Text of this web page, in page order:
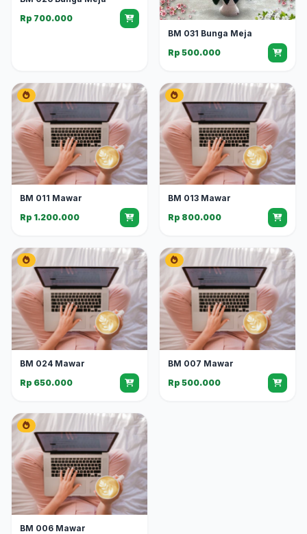
Rp 700.000
BM 031 Bunga Meja
Rp 500.000
BM 011 Mawar
Rp 1.200.000
BM 013 Mawar
Rp 800.000
BM 024 Mawar
Rp 650.000
BM 007 Mawar
Rp 500.000
BM 006 Mawar